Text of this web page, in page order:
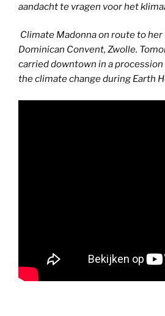
aandacht te vragen voor het
Climate Madonna on route to
Dominican Convent, Zwolle.
carried downtown in a
the climate change during Earth